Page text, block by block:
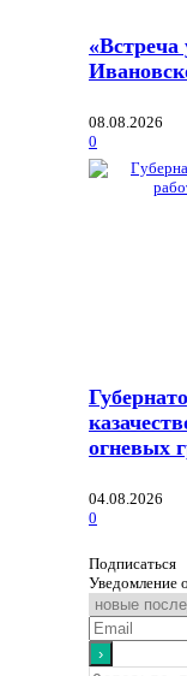
«Встреча
08.08.2026
0
огневых
04.08.2026
0
Подписаться
Уведомление о